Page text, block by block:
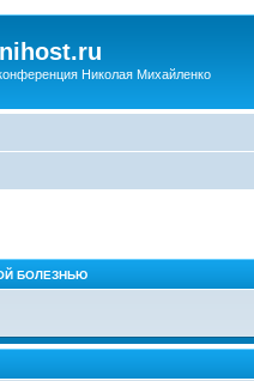
Николая Михайленко
БОЛЕЗНЬЮ